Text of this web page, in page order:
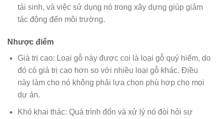
tái sinh, và việc sử dụng nó trong xây dựng giúp giảm
tác động đến môi trường.
Nhược điểm
Giá trị cao: Loại gỗ này được coi là loại gỗ quý hiếm, do
đó có giá trị cao hơn so với nhiều loại gỗ khác. Điều
này làm cho nó không phải lựa chọn phù hợp cho mọi
dự án.
Khó khai thác: Quá trình đốn và xử lý nó đòi hỏi sự